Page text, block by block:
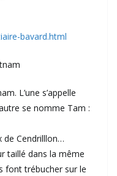
bavard.html
L’une s’appelle
se nomme Tam :
de Cendrilllon…
taillé dans la même
font trébucher sur le